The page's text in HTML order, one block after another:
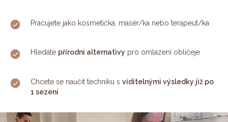
Pracujete jako kosmetička, masér/ka nebo terapeut/ka
Hledáte přírodní alternativy pro omlazení obličeje
Chcete se naučit techniku s viditelnými výsledky již po
1 sezení